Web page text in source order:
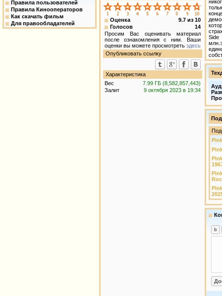
Правила пользователей
Правила Кинооператоров
Как скачать фильм
Для правообладателей
Оценка 9.7 из 10
Голосов
14
Просим Вас оценивать материал
после ознакомления с ним. Ваши
оценки вы можете просмотреть здесь
Опубликовать ссылку
Характеристика
Вес
7.99 ГБ (8,582,857,443)
Залит
9 октября 2023 в 19:34
Side